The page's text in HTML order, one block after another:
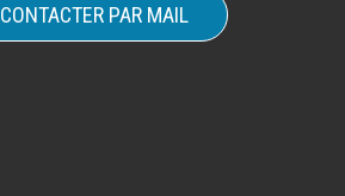
CONTACTER PAR MAIL